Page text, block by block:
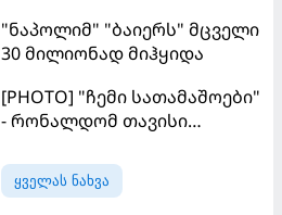
"ნაპოლიმ" "ბაიერს" მცველი
30 მილიონად მიჰყიდა
[PHOTO] "ჩემი სათამაშოები"
- რონალდომ თავისი
ყველას ნახვა